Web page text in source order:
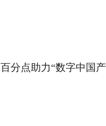
百分点助力“数字中国